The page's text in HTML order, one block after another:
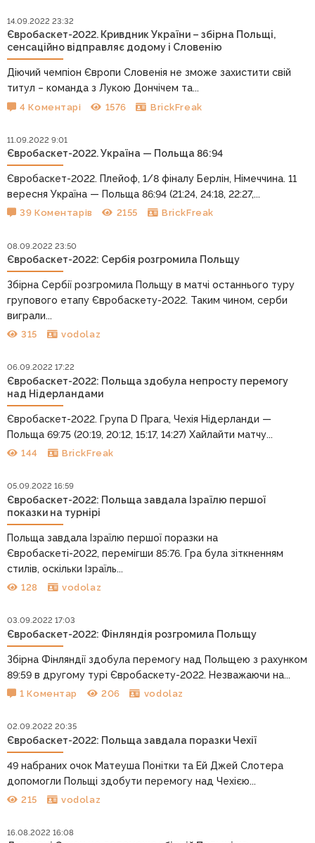
14.09.2022 23:32
Євробаскет-2022. Кривдник України – збірна Польщі,
сенсаційно відправляє додому і Словенію
Діючий чемпіон Європи Словенія не зможе захистити свій
титул – команда з Лукою Дончічем та...
4 Коментарі 1576 BrickFreak
11.09.2022 9:01
Євробаскет-2022. Україна — Польща 86:94
Євробаскет-2022. Плейоф, 1/8 фіналу Берлін, Німеччина. 11
вересня Україна — Польща 86:94 (21:24, 24:18, 22:27,...
39 Коментарів 2155 BrickFreak
08.09.2022 23:50
Євробаскет-2022: Сербія розгромила Польщу
Збірна Сербії розгромила Польщу в матчі останнього туру
групового етапу Євробаскету-2022. Таким чином, серби
виграли...
315 vodolaz
06.09.2022 17:22
Євробаскет-2022: Польща здобула непросту перемогу
над Нідерландами
Євробаскет-2022. Група D Прага, Чехія Нідерланди —
Польща 69:75 (20:19, 20:12, 15:17, 14:27) Хайлайти матчу...
144 BrickFreak
05.09.2022 16:59
Євробаскет-2022: Польща завдала Ізраїлю першої
показки на турнірі
Польща завдала Ізраїлю першої поразки на
Євробаскеті-2022, перемігши 85:76. Гра була зіткненням
стилів, оскільки Ізраїль...
128 vodolaz
03.09.2022 17:03
Євробаскет-2022: Фінляндія розгромила Польщу
Збірна Фінляндії здобула перемогу над Польщею з рахунком
89:59 в другому турі Євробаскету-2022. Незважаючи на...
1 Коментар 206 vodolaz
02.09.2022 20:35
Євробаскет-2022: Польща завдала поразки Чехії
49 набраних очок Матеуша Понітки та Ей Джей Слотера
допомогли Польщі здобути перемогу над Чехією...
215 vodolaz
16.08.2022 16:08